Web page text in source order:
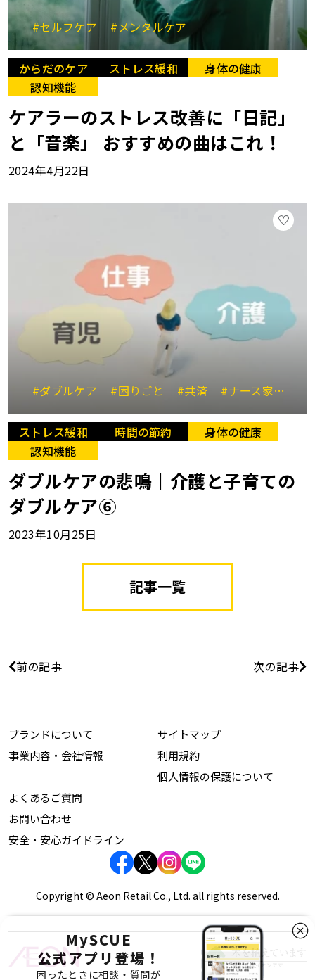
#セルフケア #メンタルケア
からだのケア ストレス緩和
身体の健康
認知機能
ケアラーのストレス改善に「日記」
と「音楽」 おすすめの曲はこれ！
2024年4月22日
#ダブルケア #困りごと #共済 #ナース家政婦
ストレス緩和 時間の節約
身体の健康
認知機能
ダブルケアの悲鳴｜介護と子育ての
ダブルケア⑥
2023年10月25日
記事一覧
前の記事 次の記事
MySCUE
公式アプリ登場！
困ったときに相談・質問が
ブランドについて
事業内容・会社情報
サイトマップ
利用規約
個人情報の保護について
よくあるご質問
お問い合わせ
安全・安心ガイドライン
Copyright © Aeon Retail Co., Ltd. all rights reserved.